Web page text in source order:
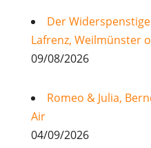
Der
Lafrenz, Weilmünster
09/08/2026
Romeo & Julia,
Air
04/09/2026